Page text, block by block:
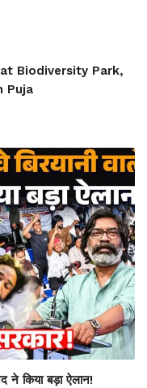
Biodiversity Park,
Puja
ने किया बड़ा ऐलान!